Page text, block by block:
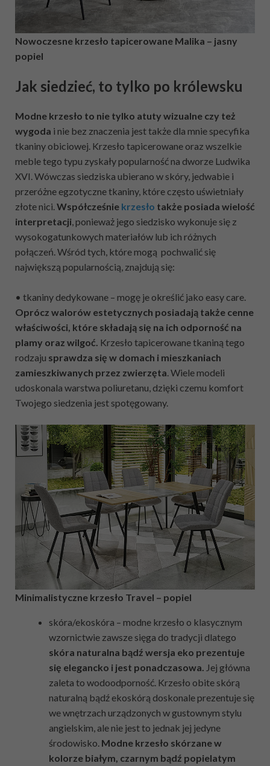
Nowoczesne krzesło tapicerowane Malika – jasny
popiel
Jak siedzieć, to tylko po królewsku
Modne krzesło to nie tylko atuty wizualne czy też
wygoda i nie bez znaczenia jest także dla mnie specyfika
tkaniny obiciowej. Krzesło tapicerowane oraz wszelkie
meble tego typu zyskały popularność na dworze Ludwika
XVI. Wówczas siedziska ubierano w skóry, jedwabie i
przeróżne egzotyczne tkaniny, które często uświetniały
złote nici.Współcześnie krzesło także posiada wielość
interpretacji, ponieważ jego siedzisko wykonuje się z
wysokogatunkowych materiałów lub ich różnych
połączeń. Wśród tych, które mogą pochwalić się
największą popularnością, znajdują się:
• tkaniny dedykowane – mogę je określić jako easy care.
Oprócz walorów estetycznych posiadają także cenne
właściwości, które składają się na ich odporność na
plamy oraz wilgoć. Krzesło tapicerowane tkaniną tego
rodzaju sprawdza się w domach i mieszkaniach
zamieszkiwanych przez zwierzęta. Wiele modeli
udoskonala warstwa poliuretanu, dzięki czemu komfort
Twojego siedzenia jest spotęgowany.
Minimalistyczne krzesło Travel – popiel
skóra/ekoskóra – modne krzesło o klasycznym
wzornictwie zawsze sięga do tradycji dlatego
skóra naturalna bądź wersja eko prezentuje
się elegancko i jest ponadczasowa. Jej główna
zaleta to wodoodporność. Krzesło obite skórą
naturalną bądź ekoskórą doskonale prezentuje się
we wnętrzach urządzonych w gustownym stylu
angielskim, ale nie jest to jednak jej jedyne
środowisko. Modne krzesło skórzane w
kolorze białym, czarnym bądź popielatym